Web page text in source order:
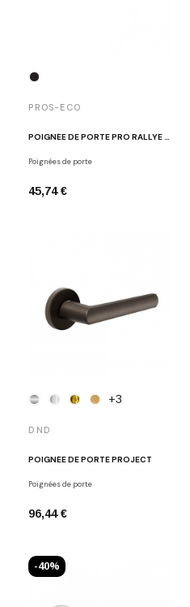
PROS-ECO
Poignées de porte
45,74 €
+3
DND
POIGNÉE DE PORTE PROJECT
Poignées de porte
96,44 €
-40%